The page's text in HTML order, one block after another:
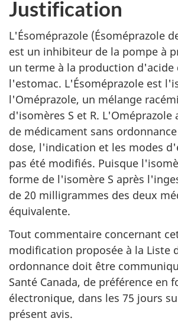
Justification
L'Ésoméprazole (Ésoméprazole
est un inhibiteur de la pompe à
un terme à la production d'acide
l'estomac. L'Ésoméprazole est
l'Oméprazole, un mélange
d'isomères S et R. L'Oméprazole
de médicament sans ordonnance
dose, l'indication et les modes
pas été modifiés. Puisque
forme de l'isomère S après
de 20 milligrammes des deux
équivalente.
Tout commentaire concernant
modification proposée à la Liste
ordonnance doit être
Santé Canada, de préférence en
électronique, dans les 75 jours
présent avis.